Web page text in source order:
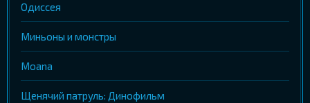
Одиссея
Миньоны и монстры
Moana
Щенячий патруль: Динофильм